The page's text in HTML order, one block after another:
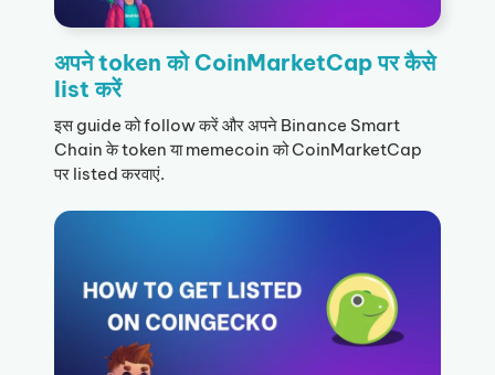
अपने token को CoinMarketCap पर कैसे
list करें
इस guide को follow करें और अपने Binance Smart
Chain के token या memecoin को CoinMarketCap
पर listed करवाएं.